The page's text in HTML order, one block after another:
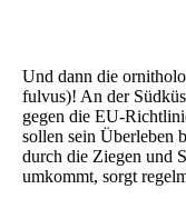
Und dann die
fulvus)! An der
gegen die EU-
sollen sein Überleben
durch die Ziegen und
umkommt, sorgt